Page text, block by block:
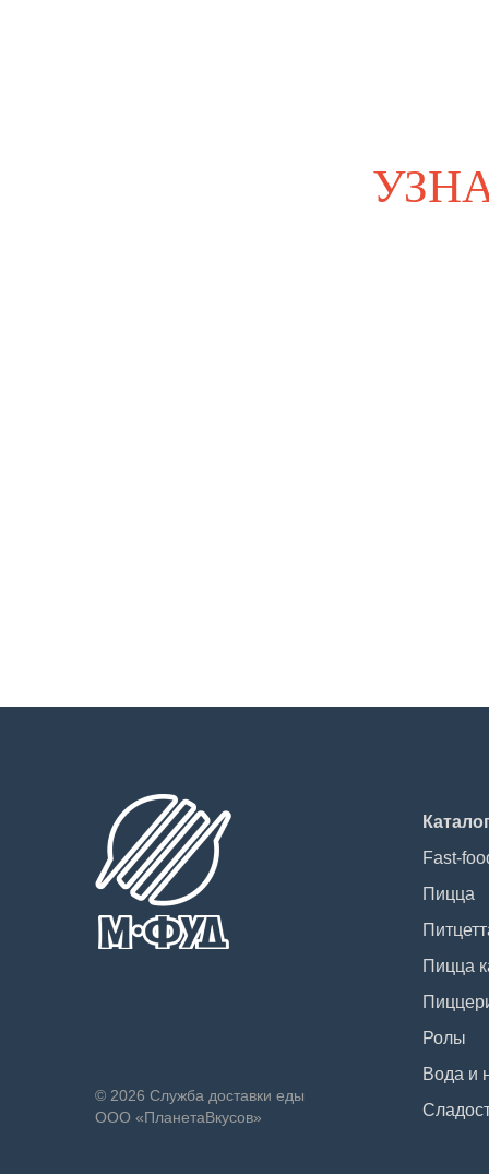
© 2026 Служба доставки еды
ООО «ПланетаВкусов»
Fast-
Пицца
Пицца
Ролы
Вода и